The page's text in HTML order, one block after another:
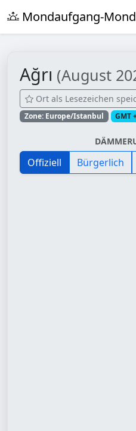
Mondaufgang-
Ağrı (August
Ort als Lesezeichen
Zone: Europe/Istanbul GMT
Offiziell Bürgerlich